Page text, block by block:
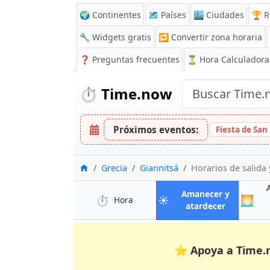
🌍 Continentes 🗺️ Países 🏙️ Ciudades 🏆
🔧 Widgets gratis
🔁 Convertir zona horaria
❓ Preguntas frecuentes ⏳ Hora Calculadora
⏱️ Time.now
Próximos eventos: Fiesta de
InicioGrecia Giannitsá Horarios de salida
⏱️ Hora en Giannitsá
☀️
Amanecer y
atardeceren 🌅
⭐ Apoya a